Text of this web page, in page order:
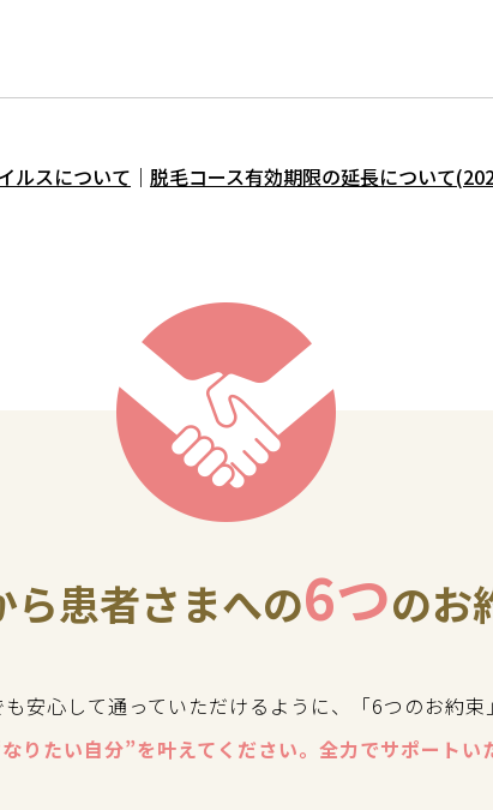
ルスについて ｜ 脱毛コース有効期限の延長について
ら患者さまへの6つのお
安心して通っていただけるように、「6つのお約束
りたい自分”を叶えてください。全力でサポートい